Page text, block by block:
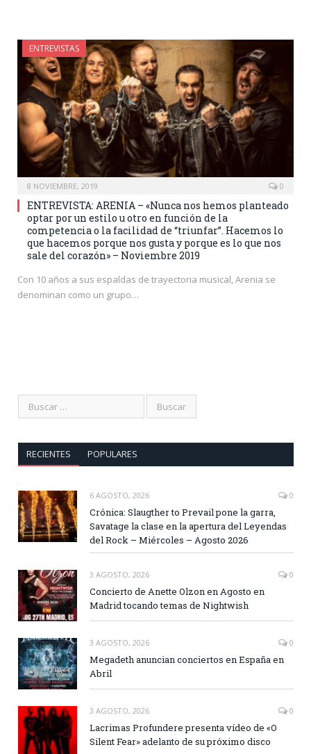
ENTREVISTAS
8 NOVIEMBRE, 2019 0
ENTREVISTA: ARENIA – «Nunca nos hemos planteado
optar por un estilo u otro en función de la
competencia o la facilidad de “triunfar”. Hacemos lo
que hacemos porque nos gusta y porque es lo que nos
sale del corazón» – Noviembre 2019
Con 10 años a sus espaldas de trayectoria musical, Arenia se
denominan como un grupo…
RECIENTES POPULARES
6 AGOSTO, 2026 0
Crónica: Slaugther to Prevail pone la garra,
Savatage la clase en la apertura del Leyendas
del Rock – Miércoles – Agosto 2026
3 AGOSTO, 2026 0
Concierto de Anette Olzon en Agosto en
Madrid tocando temas de Nightwish
3 AGOSTO, 2026 0
Megadeth anuncian conciertos en España en
Abril
3 AGOSTO, 2026 0
Lacrimas Profundere presenta vídeo de «O
Silent Fear» adelanto de su próximo disco